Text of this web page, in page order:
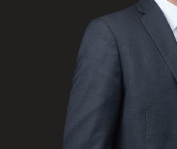
S’abonner